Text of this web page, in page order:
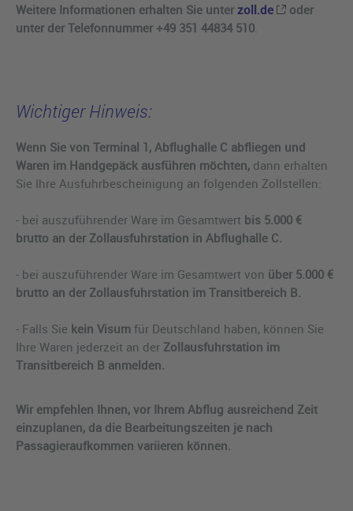
Weitere Informationen erhalten Sie unter zoll.de
oder
unter der Telefonnummer +49 351 44834 510.
Wichtiger Hinweis:
Wenn Sie von Terminal 1, Abflughalle C abfliegen und
Waren im Handgepäck ausführen möchten, dann erhalten
Sie Ihre Ausfuhrbescheinigung an folgenden Zollstellen:
- bei auszuführender Ware im Gesamtwert bis 5.000 €
brutto an der Zollausfuhrstation in Abflughalle C.
- bei auszuführender Ware im Gesamtwert von über 5.000 €
brutto an der Zollausfuhrstation im Transitbereich B.
- Falls Sie kein Visum für Deutschland haben, können Sie
Ihre Waren jederzeit an der Zollausfuhrstation im
Transitbereich B anmelden.
Wir empfehlen Ihnen, vor Ihrem Abflug ausreichend Zeit
einzuplanen, da die Bearbeitungszeiten je nach
Passagieraufkommen variieren können.